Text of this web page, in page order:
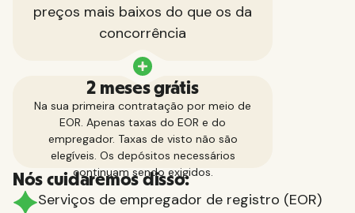
preços mais baixos do que os da
concorrência
2 meses grátis
Na sua primeira contratação por meio de
EOR. Apenas taxas do EOR e do
empregador. Taxas de visto não são
elegíveis. Os depósitos necessários
continuam sendo exigidos.
Nós cuidaremos disso:
Serviços de empregador de registro (EOR)